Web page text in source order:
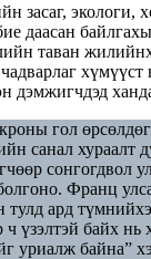
засаг, экологи,
даасан
таван
дэмжигчдэд
гол
санал хураалт
сонгогдвол
Франц
тулд ард
ч үзэлтэй байх нь
уриалж байна”